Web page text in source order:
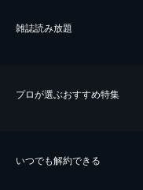
雑誌読み放題
プロが選ぶおすすめ特集
いつでも解約できる